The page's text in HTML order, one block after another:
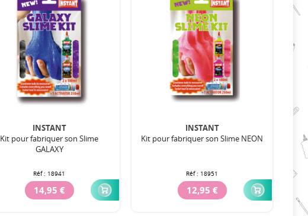
INSTANT
Kit pour fabriquer son Slime
GALAXY
Réf : 18941
14,95 €
INSTANT
Kit pour fabriquer son Slime NEON
Réf : 18951
12,95 €